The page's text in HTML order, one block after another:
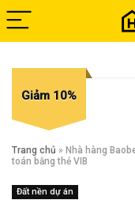
Giảm 10%
Trang chủ » Nhà hàng
toán bằng thẻ VIB
Đất nền dự án